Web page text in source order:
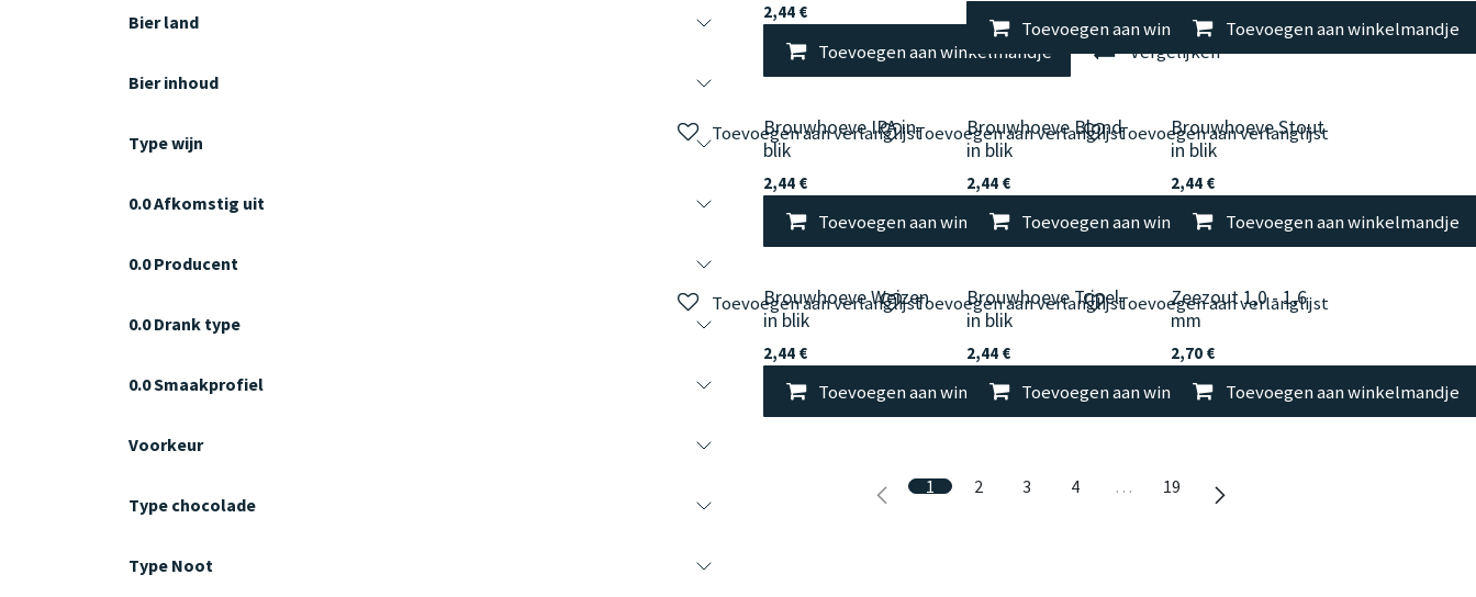
Bier land
Bier inhoud
Type wijn
0.0 Afkomstig uit
0.0 Producent
0.0 Drank type
0.0 Smaakprofiel
Voorkeur
Type chocolade
Type Noot
2,44 €
Toevoegen aan winkelmandje Vergelijken
Toevoegen aan winkelmandje Vergelijken
Toevoegen aan winkelmandje
Brouwhoeve IPA in
blik
2,44 €
Toevoegen aan winkelmandje Vergelijken
Toevoegen aan verlanglijst
Brouwhoeve Blond
in blik
2,44 €
Toevoegen aan winkelmandje Vergelijken
Toevoegen aan verlanglijst
Brouwhoeve Stout
in blik
2,44€
Toevoegen aan winkelmandje
Toevoegen aan verlanglijst
Brouwhoeve Weizen
in blik
2,44 €
Toevoegen aan winkelmandje Vergelijken
Toevoegen aan verlanglijst
Brouwhoeve Tripel
in blik
2,44 €
Toevoegen aan winkelmandje Vergelijken
Toevoegen aan verlanglijst
Zeezout 1,0 - 1,6
mm
2,70€
Toevoegen aan winkelmandje
Toevoegen aan verlanglijst
1 2 3 4 … 19